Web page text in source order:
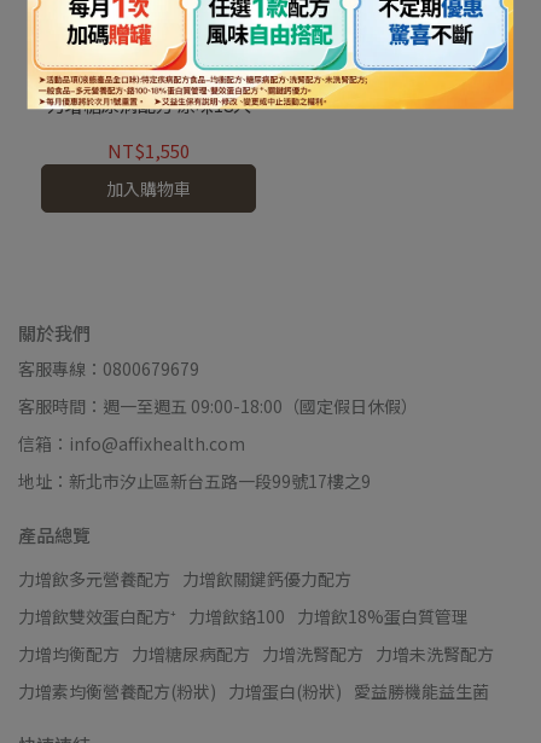
力增糖尿病配方 原味18入
NT$1,550
加入購物車
關於我們
客服專線：0800679679
客服時間：週一至週五 09:00-18:00（國定假日休假）
信箱：info@affixhealth.com
地址：新北市汐止區新台五路一段99號17樓之9
產品總覽
力增飲多元營養配方 力增飲關鍵鈣優力配方
力增飲雙效蛋白配方⁺ 力增飲鉻100 力增飲18%蛋白質管理
力增均衡配方 力增糖尿病配方 力增洗腎配方 力增未洗腎配方
力增素均衡營養配方(粉狀) 力增蛋白(粉狀) 愛益勝機能益生菌